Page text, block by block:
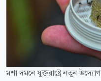
মশা দমনে যুক্তরাষ্ট্রে নতুন উদ্যোগ